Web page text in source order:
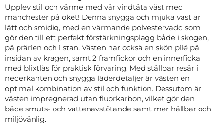
Upplev stil och värme med vår vindtäta väst med
manchester på oket! Denna snygga och mjuka väst är
lätt och smidig, med en värmande polyestervadd som
gör den till ett perfekt förstärkningsplagg både i skogen,
på prärien och i stan. Västen har också en skön pilé på
insidan av kragen, samt 2 framfickor och en innerficka
med blixtlås för praktisk förvaring. Med ställbar resår i
nederkanten och snygga läderdetaljer är västen en
optimal kombination av stil och funktion. Dessutom är
västen impregnerad utan fluorkarbon, vilket gör den
både smuts- och vattenavstötande samt mer hållbar och
miljövänlig.